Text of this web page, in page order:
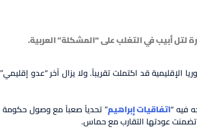
أبيب في التغلب على “المشكلة” العربية.
الإقليمية قد اكتملت تقريباً. ولا يزال آخر “عدو
اتفاقيات إبراهيم” تحدياً صعباً مع وصول حكومة
تضمنت عودتها التقارب مع حماس.